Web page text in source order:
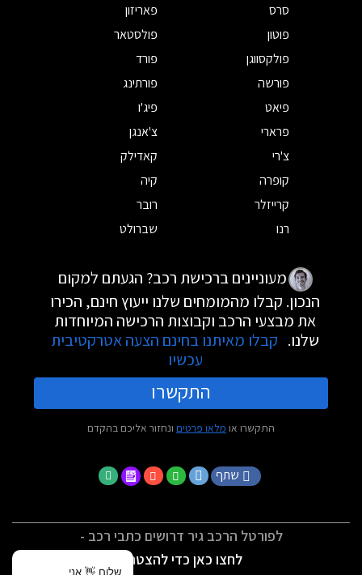
סרס
פאריזון
פוטון
פולסטאר
פולקסווגן
פורד
פורשה
פורתינג
פיאט
פיג'ו
פרארי
צ'אנגן
צ'רי
קאדילק
קופרה
קיה
קרייזלר
רובר
רנו
שברולט
מעוניינים ברכישת רכב? הגעתם למקום
הנכון. קבלו מהמומחים שלנו ייעוץ חינם, הכירו
את מבצעי הרכב וקבוצות הרכישה המיוחדות
שלנו. קבלו מאיתנו בחינם הצעה אטרקטיבית
עכשיו
התקשרו
התקשרו או מלאו פרטים ונחזור אליכם בהקדם
שתף
לפורטל הרכב גיר דרושים כתבי רכב -
לחצו כאן כדי להצטרף
שלום 👋 אני